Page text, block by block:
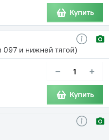
Купить
и нижней тягой)
− +
Купить